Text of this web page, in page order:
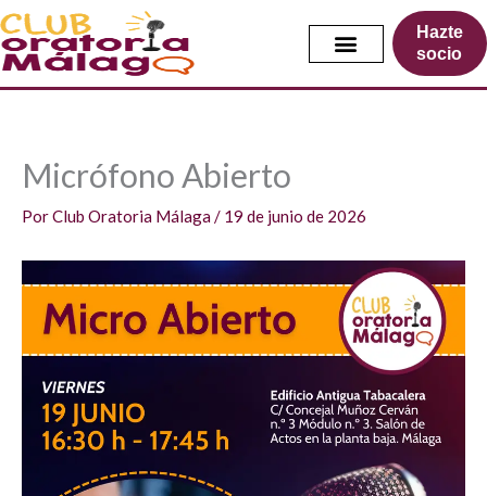
Ir
al
contenido
Hazte
socio
Micrófono Abierto
PorClub Oratoria Málaga/ 19 de junio de 2026